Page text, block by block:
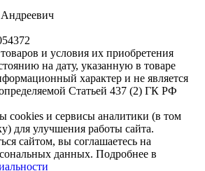
и условия их приобретения
на дату, указанную в товаре
характер и не является
Статьей 437 (2) ГК РФ
cookies и сервисы аналитики (в том
для улучшения работы сайта.
сайтом, вы соглашаетесь на
данных. Подробнее в